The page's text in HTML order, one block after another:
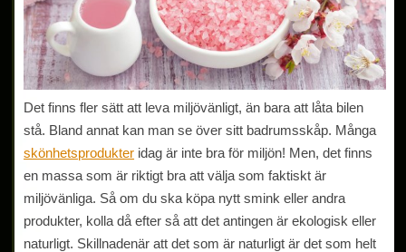
Det finns fler sätt att leva miljövänligt, än bara att låta bilen
stå. Bland annat kan man se över sitt badrumsskåp. Många
skönhetsprodukter idag är inte bra för miljön! Men, det finns
en massa som är riktigt bra att välja som faktiskt är
miljövänliga. Så om du ska köpa nytt smink eller andra
produkter, kolla då efter så att det antingen är ekologisk eller
naturligt. Skillnadenär att det som är naturligt är det som helt